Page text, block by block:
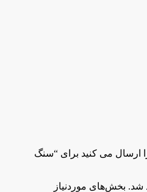
ارسال می کنید برای “سنگ
شد. بخش‌های موردنیاز